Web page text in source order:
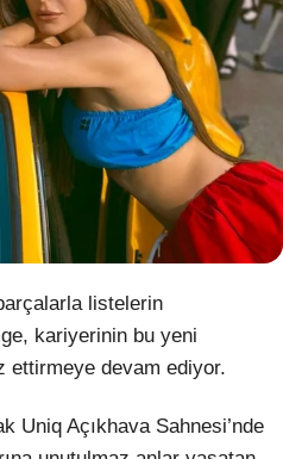
Facebook
Instagram
Youtube
Pinterest
listelerin
kariyerinin bu yeni
ettirmeye devam ediyor.
Uniq Açıkhava Sahnesi’nde